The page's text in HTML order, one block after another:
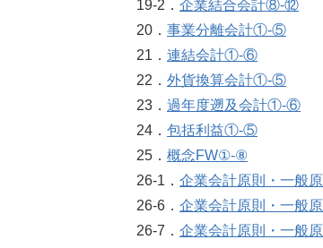
19-2． 企業結合会計⑧‐⑫
20． 事業分離会計①‐⑤
21． 連結会計①‐⑥
22． 外貨換算会計①‐⑤
23． 過年度遡及会計①‐⑥
24． 包括利益①‐⑤
25． 概念FW①‐⑧
26-1． 企業会計原則・一般
26-6． 企業会計原則・一般
26-7． 企業会計原則・一般